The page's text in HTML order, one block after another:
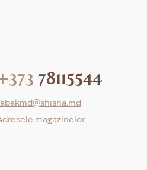
78115544
magazinelor